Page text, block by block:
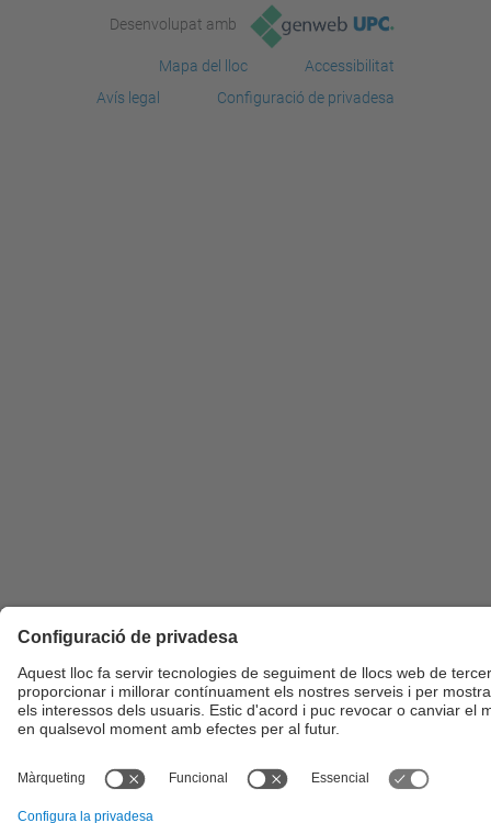
Desenvolupat amb
Mapa del lloc
Accessibilitat
Avís legal
Configuració de privadesa